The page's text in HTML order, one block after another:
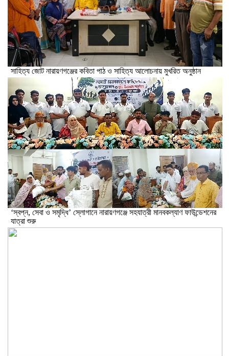
সাহিত্য জোট নারায়ণগঞ্জের কবিতা পাঠ ও সাহিত্য আলোচনায় মুখরিত অনুষ্ঠান
‘স্বপ্ন, সেবা ও সমৃদ্ধি’ স্লোগানে নারায়ণগঞ্জে সহযাত্রী মানবকল্যাণ ফাউন্ডেশনের
যাত্রা শুরু